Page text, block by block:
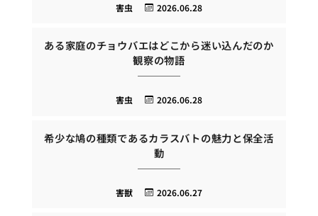
2026.06.28
害虫
ある家庭のチョウバエはどこから迷い込んだのか
観察の物語
2026.06.28
害虫
希少な鳩の種類であるカラスバトの魅力と保全活
動
2026.06.27
害獣